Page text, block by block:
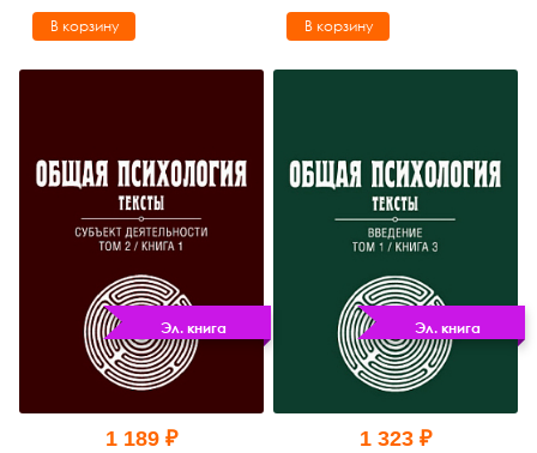
Книга 3 (pdf)
В корзину
Книга 2 (pdf)
В корзину
Эл. книга
1 189 ₽
Эл. книга
1 323 ₽